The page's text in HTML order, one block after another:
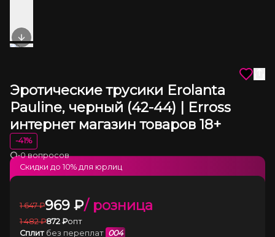
Next slide
Эротические трусики Erolanta
Pauline, черный (42-44) | Erross
интернет магазин товаров 18+
-41%
Загрузка
•0 вопросов
1 647 ₽969 ₽/ розница
1 482 ₽872 ₽опт
Сплит без переплат 004
Скидки до 10% для юрлиц